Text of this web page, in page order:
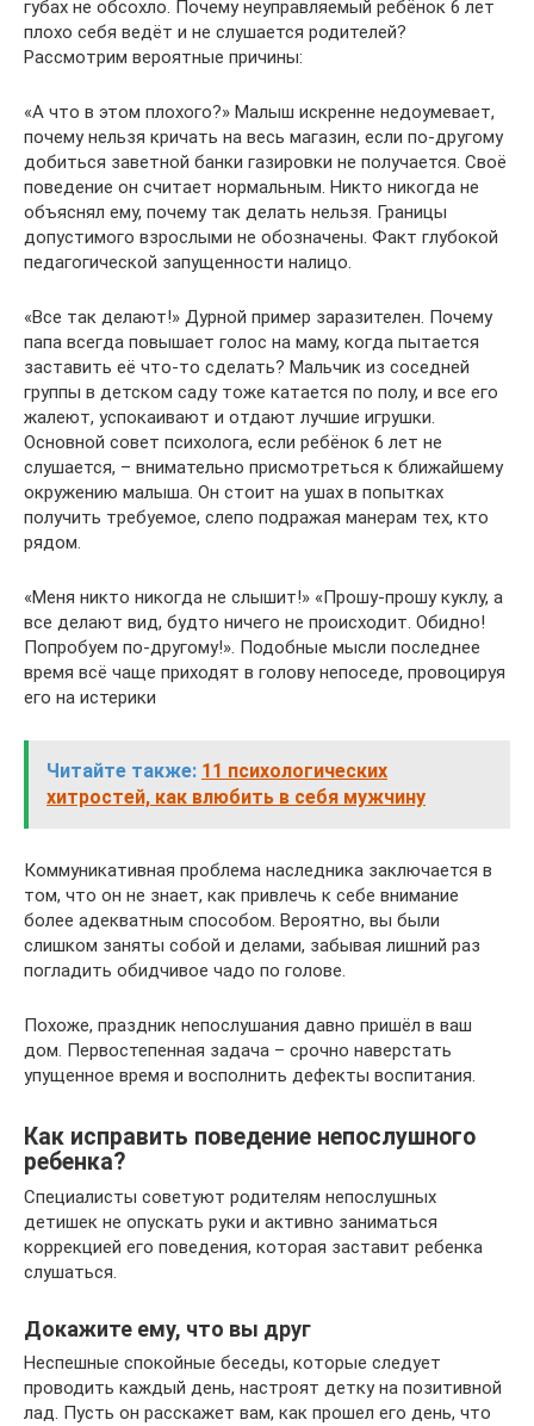
губах не обсохло. Почему неуправляемый ребёнок 6 лет
плохо себя ведёт и не слушается родителей?
Рассмотрим вероятные причины:
«А что в этом плохого?» Малыш искренне недоумевает,
почему нельзя кричать на весь магазин, если по-другому
добиться заветной банки газировки не получается. Своё
поведение он считает нормальным. Никто никогда не
объяснял ему, почему так делать нельзя. Границы
допустимого взрослыми не обозначены. Факт глубокой
педагогической запущенности налицо.
«Все так делают!» Дурной пример заразителен. Почему
папа всегда повышает голос на маму, когда пытается
заставить её что-то сделать? Мальчик из соседней
группы в детском саду тоже катается по полу, и все его
жалеют, успокаивают и отдают лучшие игрушки.
Основной совет психолога, если ребёнок 6 лет не
слушается, – внимательно присмотреться к ближайшему
окружению малыша. Он стоит на ушах в попытках
получить требуемое, слепо подражая манерам тех, кто
рядом.
«Меня никто никогда не слышит!» «Прошу-прошу куклу, а
все делают вид, будто ничего не происходит. Обидно!
Попробуем по-другому!». Подобные мысли последнее
время всё чаще приходят в голову непоседе, провоцируя
его на истерики
Читайте также: 11 психологических
хитростей, как влюбить в себя мужчину
Коммуникативная проблема наследника заключается в
том, что он не знает, как привлечь к себе внимание
более адекватным способом. Вероятно, вы были
слишком заняты собой и делами, забывая лишний раз
погладить обидчивое чадо по голове.
Похоже, праздник непослушания давно пришёл в ваш
дом. Первостепенная задача – срочно наверстать
упущенное время и восполнить дефекты воспитания.
Как исправить поведение непослушного
ребенка?
Специалисты советуют родителям непослушных
детишек не опускать руки и активно заниматься
коррекцией его поведения, которая заставит ребенка
слушаться.
Докажите ему, что вы друг
Неспешные спокойные беседы, которые следует
проводить каждый день, настроят детку на позитивной
лад. Пусть он расскажет вам, как прошел его день, что